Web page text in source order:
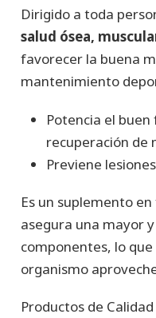
Dirigido a toda
salud ósea,
favorecer la buena
mantenimiento
Potencia el
recuperación de
Previene
Es un suplemento
asegura una mayor
componentes, lo
organismo
Productos de